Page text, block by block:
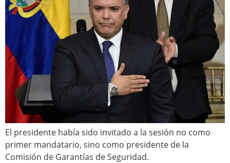
El presidente había sido invitado a la sesión no como
primer mandatario, sino como presidente de la
Comisión de Garantías de Seguridad.